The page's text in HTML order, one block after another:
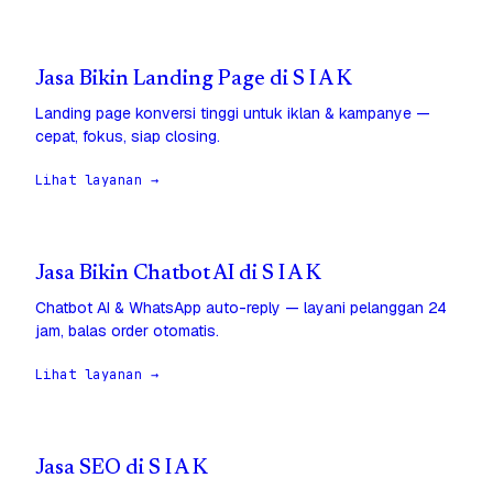
Jasa Bikin Landing Page di S I A K
Landing page konversi tinggi untuk iklan & kampanye —
cepat, fokus, siap closing.
Lihat layanan →
Jasa Bikin Chatbot AI di S I A K
Chatbot AI & WhatsApp auto-reply — layani pelanggan 24
jam, balas order otomatis.
Lihat layanan →
Jasa SEO di S I A K